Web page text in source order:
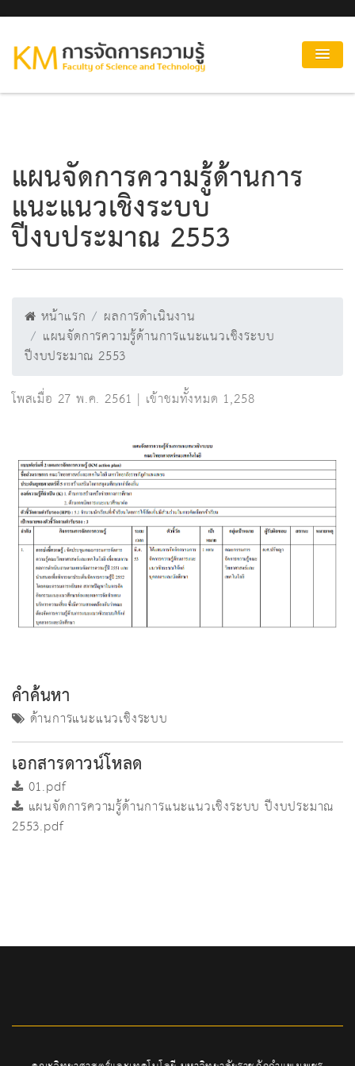
แผนจัดการความรู้ด้านการ
แนะแนวเชิงระบบ
ปีงบประมาณ 2553
หน้าแรก
ผลการดำเนินงาน
แผนจัดการความรู้ด้านการแนะแนวเชิงระบบ
ปีงบประมาณ 2553
โพสเมื่อ 27 พ.ค. 2561 | เข้าชมทั้งหมด 1,258
คำค้นหา
ด้านการแนะแนวเชิงระบบ
เอกสารดาวน์โหลด
01.pdf
แผนจัดการความรู้ด้านการแนะแนวเชิงระบบ ปีงบประมาณ
2553.pdf